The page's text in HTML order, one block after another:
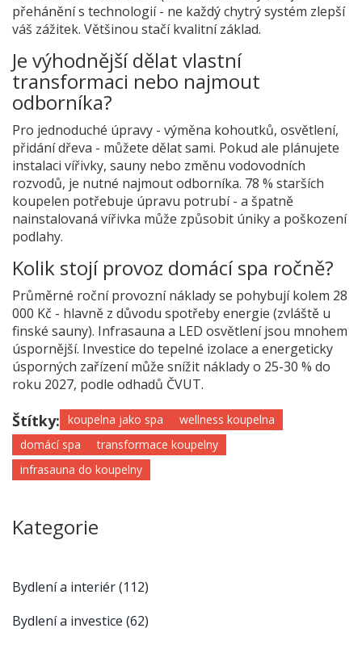
přehánění s technologií - ne každý chytrý systém zlepší
váš zážitek. Většinou stačí kvalitní základ.
Je výhodnější dělat vlastní
transformaci nebo najmout
odborníka?
Pro jednoduché úpravy - výměna kohoutků, osvětlení,
přidání dřeva - můžete dělat sami. Pokud ale plánujete
instalaci vířivky, sauny nebo změnu vodovodních
rozvodů, je nutné najmout odborníka. 78 % starších
koupelen potřebuje úpravu potrubí - a špatně
nainstalovaná vířivka může způsobit úniky a poškození
podlahy.
Kolik stojí provoz domácí spa ročně?
Průměrné roční provozní náklady se pohybují kolem 28
000 Kč - hlavně z důvodu spotřeby energie (zvláště u
finské sauny). Infrasauna a LED osvětlení jsou mnohem
úspornější. Investice do tepelné izolace a energeticky
úsporných zařízení může snížit náklady o 25-30 % do
roku 2027, podle odhadů ČVUT.
Štítky: koupelna jako spa
wellness koupelna
domácí spa
transformace koupelny
infrasauna do koupelny
Kategorie
Bydlení a interiér(112)
Bydlení a investice (62)